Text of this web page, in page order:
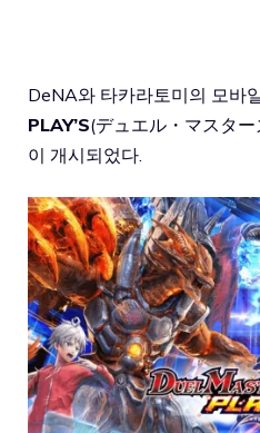
DeNA와 타카라토미의 모바
PLAY’S(デュエル・マスタ
이 개시되었다.